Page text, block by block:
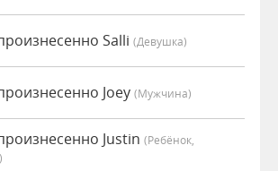
Salli (девушка)
Joey (мужчина)
Justin (Ребёнок,